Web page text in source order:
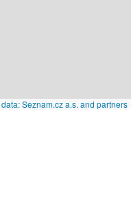
Seznam.cz a.s. and partners